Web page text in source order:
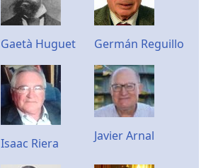
Gaetà Huguet Germán Reguillo
Isaac Riera Javier Arnal